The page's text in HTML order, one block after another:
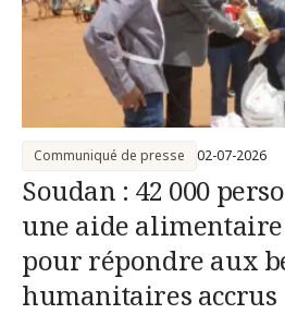
Soudan : 42 000
une aide
pour répondre aux
humanitaires accrus
Communiqué de presse 02-07-2026